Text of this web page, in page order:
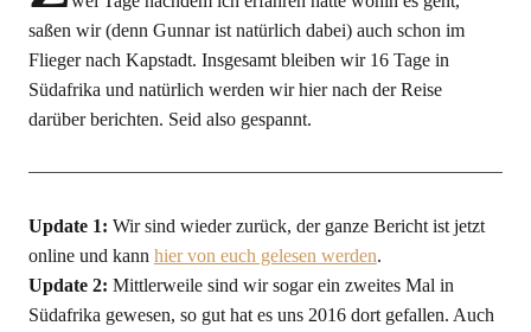
saßen wir (denn Gunnar ist natürlich dabei) auch schon im
Flieger nach Kapstadt. Insgesamt bleiben wir 16 Tage in
Südafrika und natürlich werden wir hier nach der Reise
darüber berichten. Seid also gespannt.
Update 1: Wir sind wieder zurück, der ganze Bericht ist jetzt
online und kann hier von euch gelesen werden.
Update 2: Mittlerweile sind wir sogar ein zweites Mal in
Südafrika gewesen, so gut hat es uns 2016 dort gefallen. Auch